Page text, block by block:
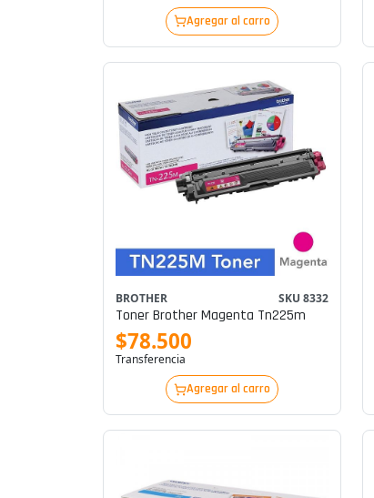
Agregar al carro
BROTHER SKU 8332
Toner Brother Magenta Tn225m
$78.500
Transferencia
Agregar al carro